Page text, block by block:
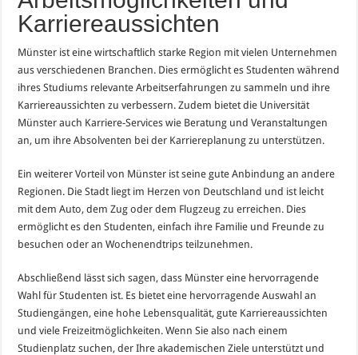
Karriereaussichten
Münster ist eine wirtschaftlich starke Region mit vielen Unternehmen
aus verschiedenen Branchen. Dies ermöglicht es Studenten während
ihres Studiums relevante Arbeitserfahrungen zu sammeln und ihre
Karriereaussichten zu verbessern. Zudem bietet die Universität
Münster auch Karriere-Services wie Beratung und Veranstaltungen
an, um ihre Absolventen bei der Karriereplanung zu unterstützen.
Ein weiterer Vorteil von Münster ist seine gute Anbindung an andere
Regionen. Die Stadt liegt im Herzen von Deutschland und ist leicht
mit dem Auto, dem Zug oder dem Flugzeug zu erreichen. Dies
ermöglicht es den Studenten, einfach ihre Familie und Freunde zu
besuchen oder an Wochenendtrips teilzunehmen.
Abschließend lässt sich sagen, dass Münster eine hervorragende
Wahl für Studenten ist. Es bietet eine hervorragende Auswahl an
Studiengängen, eine hohe Lebensqualität, gute Karriereaussichten
und viele Freizeitmöglichkeiten. Wenn Sie also nach einem
Studienplatz suchen, der Ihre akademischen Ziele unterstützt und